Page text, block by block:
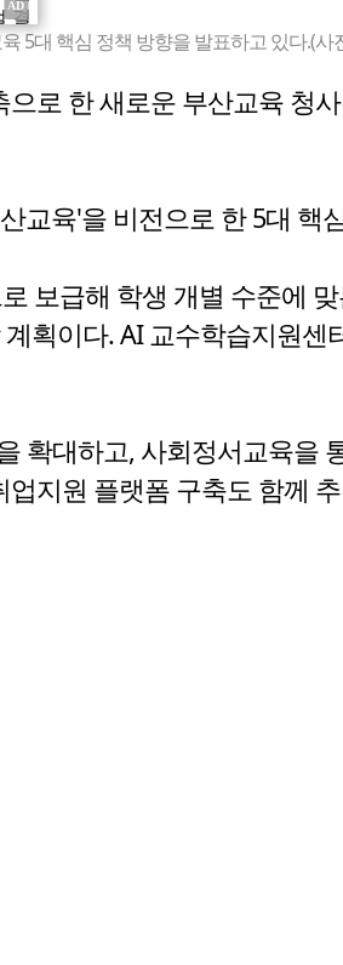
5대 핵심 정책 방향을 발표하고 있다.(사
로 한 새로운 부산교육 청
교육'을 비전으로 한 5대 핵
보급해 학생 개별 수준에
획이다. AI 교수학습지원센
확대하고, 사회정서교육을
지원 플랫폼 구축도 함께